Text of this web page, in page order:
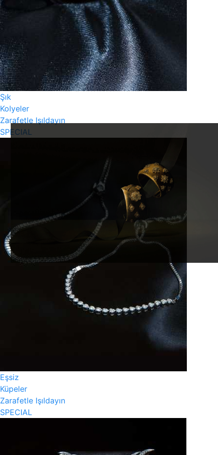
Şık
Kolyeler
Zarafetle Işıldayın
SPECIAL
Eşsiz
Küpeler
Zarafetle Işıldayın
SPECIAL